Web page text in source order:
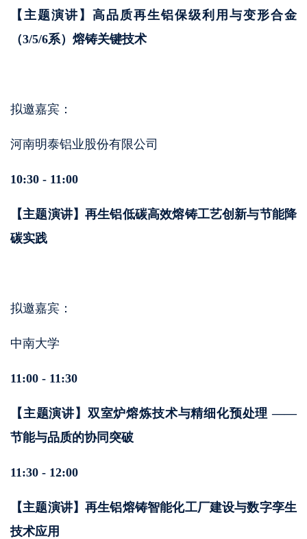
【主题演讲】高品质再生铝保级利用与变形合金
（3/5/6系）熔铸关键技术
拟邀嘉宾：
河南明泰铝业股份有限公司
10:30 - 11:00
【主题演讲】再生铝低碳高效熔铸工艺创新与节能降
碳实践
拟邀嘉宾：
中南大学
11:00 - 11:30
【主题演讲】双室炉熔炼技术与精细化预处理 ——
节能与品质的协同突破
11:30 - 12:00
【主题演讲】再生铝熔铸智能化工厂建设与数字孪生
技术应用